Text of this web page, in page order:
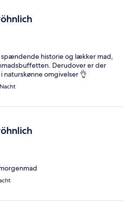
historie og lækker mad,
Derudover er der
omgivelser 👌